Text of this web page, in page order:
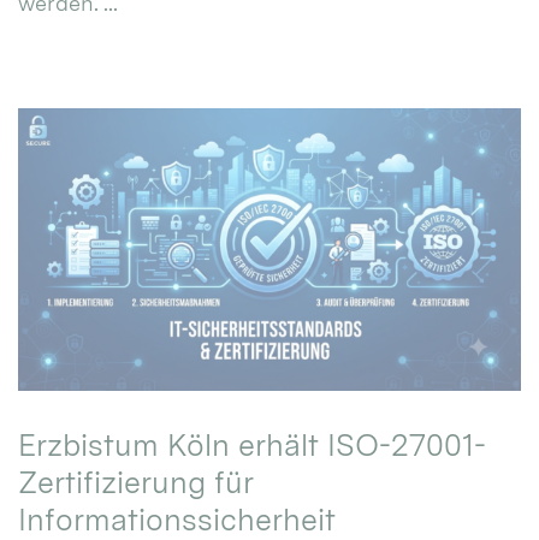
Erzbistum Köln erhält ISO-27001-
Zertifizierung für
Informationssicherheit